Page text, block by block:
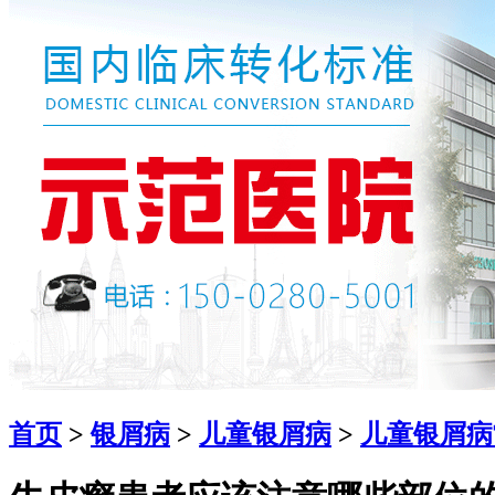
首页 >银屑病 > 儿童银屑病 > 儿童银屑